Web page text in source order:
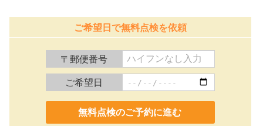
ご希望日で無料点検を依頼
〒郵便番号
ご希望日